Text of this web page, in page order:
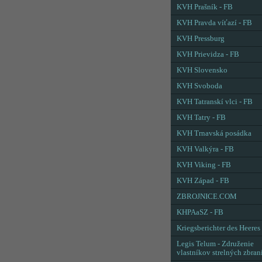
KVH Prašník - FB
KVH Pravda víťazí - FB
KVH Pressburg
KVH Prievidza - FB
KVH Slovensko
KVH Svoboda
KVH Tatranskí vlci - FB
KVH Tatry - FB
KVH Trnavská posádka
KVH Valkýra - FB
KVH Viking - FB
KVH Západ - FB
ZBROJNICE.COM
KHPAaSZ - FB
Kriegsberichter des Heeres
Legis Telum - Združenie
vlastníkov strelných